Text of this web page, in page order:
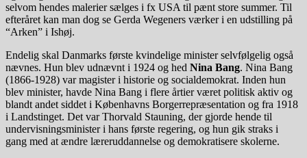
selvom hendes malerier sælges i fx USA til pænt store summer. Til
efteråret kan man dog se Gerda Wegeners værker i en udstilling på
“Arken” i Ishøj.
Endelig skal Danmarks første kvindelige minister selvfølgelig også
nævnes. Hun blev udnævnt i 1924 og hed Nina Bang. Nina Bang
(1866-1928) var magister i historie og socialdemokrat. Inden hun
blev minister, havde Nina Bang i flere årtier været politisk aktiv og
blandt andet siddet i Københavns Borgerrepræsentation og fra 1918
i Landstinget. Det var Thorvald Stauning, der gjorde hende til
undervisningsminister i hans første regering, og hun gik straks i
gang med at ændre læreruddannelse og demokratisere skolerne.